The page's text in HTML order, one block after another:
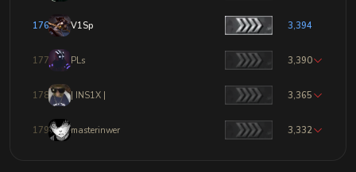
176 V1Sp 3,394
177 PLs 3,390
178 | INS1X | 3,365
179 masterinwer 3,332